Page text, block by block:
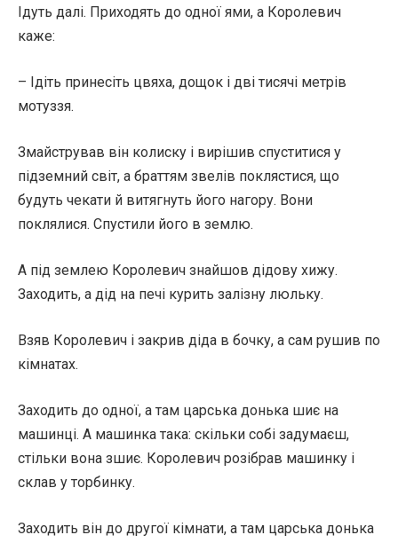
Ідуть далі. Приходять до одної ями, а Королевич
каже:
– Ідіть принесіть цвяха, дощок і дві тисячі метрів
мотуззя.
Змайстрував він колиску і вирішив спуститися у
підземний світ, а браттям звелів поклястися, що
будуть чекати й витягнуть його нагору. Вони
поклялися. Спустили його в землю.
А під землею Королевич знайшов дідову хижу.
Заходить, а дід на печі курить залізну люльку.
Взяв Королевич і закрив діда в бочку, а сам рушив по
кімнатах.
Заходить до одної, а там царська донька шиє на
машинці. А машинка така: скільки собі задумаєш,
стільки вона зшиє. Королевич розібрав машинку і
склав у торбинку.
Заходить він до другої кімнати, а там царська донька